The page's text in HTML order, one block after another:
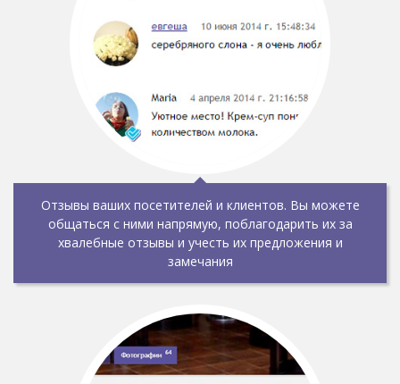
Отзывы ваших посетителей и клиентов. Вы можете
общаться с ними напрямую, поблагодарить их за
хвалебные отзывы и учесть их предложения и
замечания